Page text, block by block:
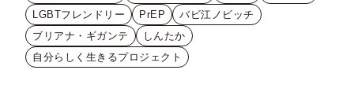
LGBTフレンドリー
PrEP
バビ江ノビッチ
ブリアナ・ギガンテ
しんたか
自分らしく生きるプロジェクト